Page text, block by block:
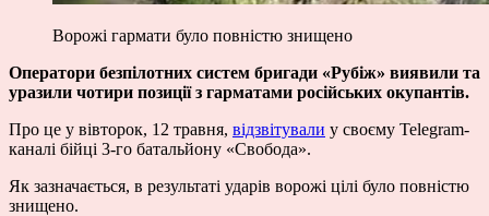
Ворожі гармати було повністю знищено
Оператори безпілотних систем бригади «Рубіж» виявили та
уразили чотири позиції з гарматами російських окупантів.
Про це у вівторок, 12 травня, відзвітували у своєму Telegram-
каналі бійці 3-го батальйону «Свобода».
Як зазначається, в результаті ударів ворожі цілі було повністю
знищено.